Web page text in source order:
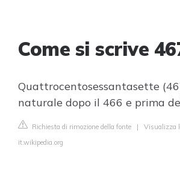
Come si scrive
Quattrocentosessantasette
naturale dopo il 466 e prima
Richiesta di rimozione della fonte | Visualizza
it.wikipedia.org